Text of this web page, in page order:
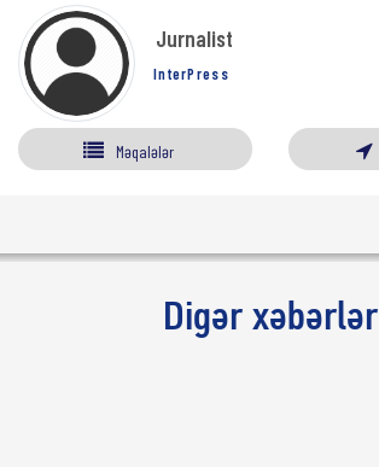
Jurnalist
InterPress
Məqalələr
Digər xəbərlər